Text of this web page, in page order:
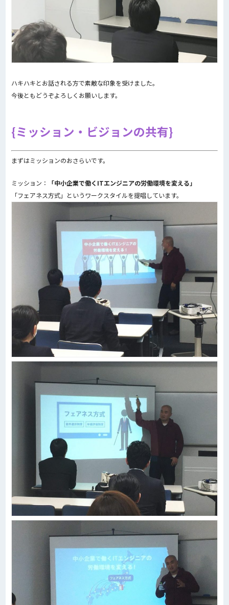
ハキハキとお話される方で素敵な印象を受けました。
今後ともどうぞよろしくお願いします。
ミッション・ビジョンの共有
まずはミッションのおさらいです。
ミッション：
「中小企業で働くITエンジニアの労働環境を変える」
「フェアネス方式」というワークスタイルを提唱しています。